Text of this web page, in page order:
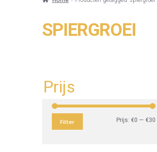
SPIERGROEI
Prijs
Filter Prijs:€0 —€30